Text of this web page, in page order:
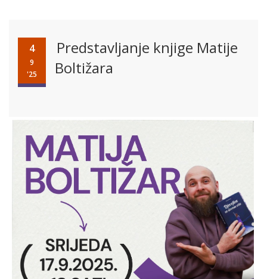
4
9
'25
Predstavljanje knjige Matije
Boltižara